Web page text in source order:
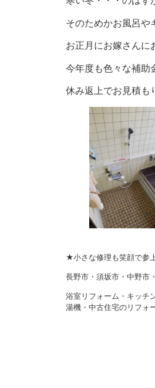
そのためかお風呂
お正月にお嫁さんに
今年度も色々な補助
休み返上でお見積も
★小さな修理も笑顔で
長野市・須坂市・中野市
浴室リフォーム・キッチ
湯機・中古住宅のリフォ